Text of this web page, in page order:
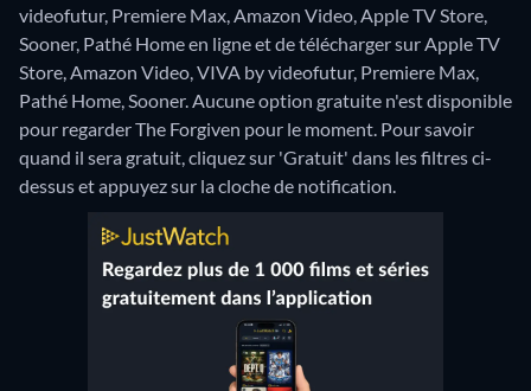
videofutur, Premiere Max, Amazon Video, Apple TV Store,
Sooner, Pathé Home en ligne et de télécharger sur Apple TV
Store, Amazon Video, VIVA by videofutur, Premiere Max,
Pathé Home, Sooner.Aucune option gratuite n'est disponible
pour regarder The Forgiven pour le moment. Pour savoir
quand il sera gratuit, cliquez sur 'Gratuit' dans les filtres ci-
dessus et appuyez sur la cloche de notification.